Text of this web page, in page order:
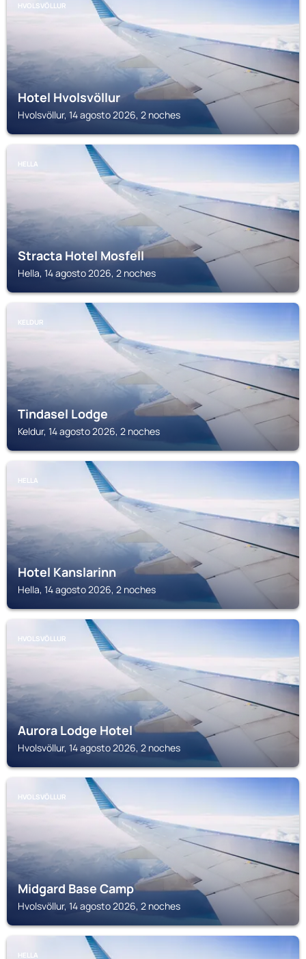
HVOLSVÖLLUR
Hotel Hvolsvöllur
Hvolsvöllur, 14 agosto 2026, 2 noches
HELLA
Stracta Hotel Mosfell
Hella, 14 agosto 2026, 2 noches
KELDUR
Tindasel Lodge
Keldur, 14 agosto 2026, 2 noches
HELLA
Hotel Kanslarinn
Hella, 14 agosto 2026, 2 noches
HVOLSVÖLLUR
Aurora Lodge Hotel
Hvolsvöllur, 14 agosto 2026, 2 noches
HVOLSVÖLLUR
Midgard Base Camp
Hvolsvöllur, 14 agosto 2026, 2 noches
HELLA